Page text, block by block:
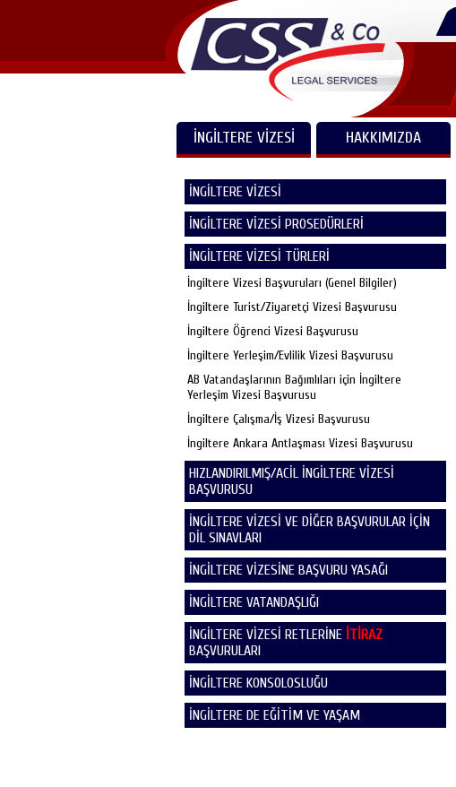
İNGİLTERE VİZESİ HAKKIMIZDA
İNGİLTERE VİZESİ
İNGİLTERE VİZESİ PROSEDÜRLERİ
İNGİLTERE VİZESİ TÜRLERİ
İngiltere Vizesi Başvuruları (Genel Bilgiler)
İngiltere Turist/Ziyaretçi Vizesi Başvurusu
İngiltere Öğrenci Vizesi Başvurusu
İngiltere Yerleşim/Evlilik Vizesi Başvurusu
AB Vatandaşlarının Bağımlıları için İngiltere
Yerleşim Vizesi Başvurusu
İngiltere Çalışma/İş Vizesi Başvurusu
İngiltere Ankara Antlaşması Vizesi Başvurusu
HIZLANDIRILMIŞ/ACİL İNGİLTERE VİZESİ
BAŞVURUSU
İNGİLTERE VİZESİ VE DİĞER BAŞVURULAR İÇİN
DİL SINAVLARI
İNGİLTERE VİZESİNE BAŞVURU YASAĞI
İNGİLTERE VATANDAŞLIĞI
İNGİLTERE VİZESİ RETLERİNE İTİRAZ
BAŞVURULARI
İNGİLTERE KONSOLOSLUĞU
İNGİLTERE DE EĞİTİM VE YAŞAM